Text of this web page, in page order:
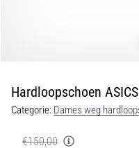
het
hardlopen
treffen
Hardloopschoen
Categorie: Dames weg
€150,00